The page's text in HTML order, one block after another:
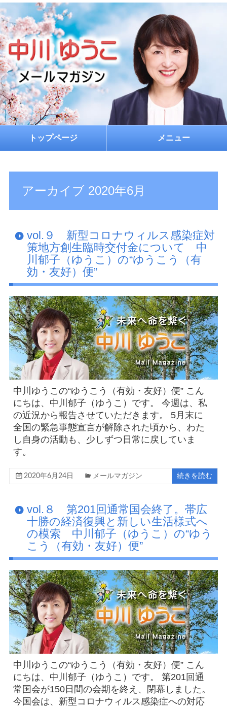
トップページ メニュー
プロフィール
Facebook
アクセス
プライバシーポリシー
お問い合わせ
アーカイブ 2020年6月
vol.９ 新型コロナウィルス感染症対
策地方創生臨時交付金について 中
川郁子（ゆうこ）の“ゆうこう（有
効・友好）便”
中川ゆうこの“ゆうこう（有効・友好）便” こん
にちは、中川郁子（ゆうこ）です。 今週は、私
の近況から報告させていただきます。 5月末に
全国の緊急事態宣言が解除された頃から、わた
し自身の活動も、少しずつ日常に戻していま
す。
2020年6月24日 メールマガジン 続きを読む
vol.８ 第201回通常国会終了。帯広
十勝の経済復興と新しい生活様式へ
の模索 中川郁子（ゆうこ）の“ゆう
こう（有効・友好）便”
中川ゆうこの“ゆうこう（有効・友好）便” こん
にちは、中川郁子（ゆうこ）です。 第201回通
常国会が150日間の会期を終え、閉幕しました。
今国会は、新型コロナウィルス感染症への対応